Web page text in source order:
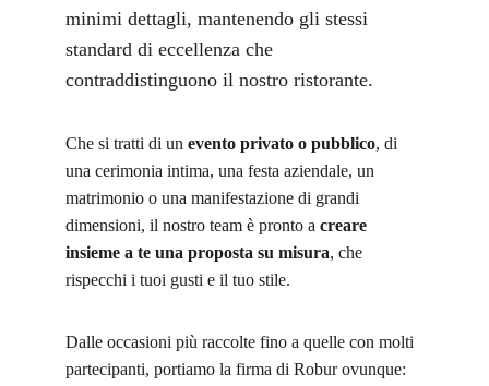
minimi dettagli, mantenendo gli stessi
standard di eccellenza che
contraddistinguono il nostro ristorante.
Che si tratti di un evento privato o pubblico, di
una cerimonia intima, una festa aziendale, un
matrimonio o una manifestazione di grandi
dimensioni, il nostro team è pronto a creare
insieme a te una proposta su misura, che
rispecchi i tuoi gusti e il tuo stile.
Dalle occasioni più raccolte fino a quelle con molti
partecipanti, portiamo la firma di Robur ovunque: